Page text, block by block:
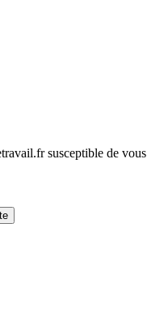
susceptible de vous